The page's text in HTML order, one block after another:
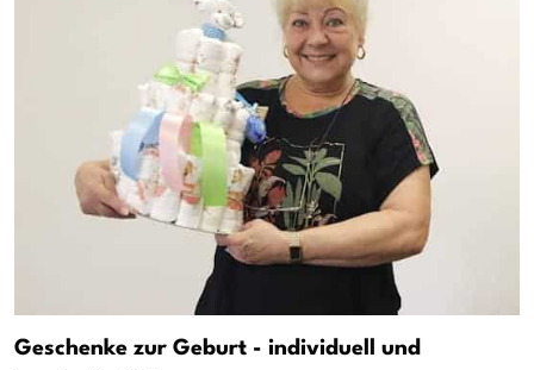
Geschenke zur Geburt - individuell und